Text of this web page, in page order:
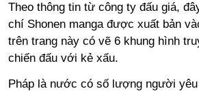
Theo thông tin từ công ty đấu giá,
chí Shonen manga được xuất bản
trên trang này có vẽ 6 khung hình
chiến đấu với kẻ xấu.
Pháp là nước có số lượng người